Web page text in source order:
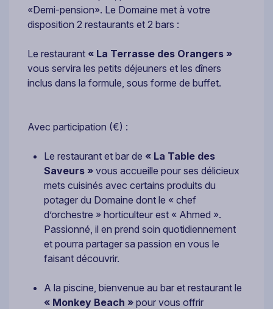
«Demi-pension». Le Domaine met à votre
disposition 2 restaurants et 2 bars :
Le restaurant « La Terrasse des Orangers »
vous servira les petits déjeuners et les dîners
inclus dans la formule, sous forme de buffet.
Avec participation (€) :
Le restaurant et bar de « La Table des
Saveurs » vous accueille pour ses délicieux
mets cuisinés avec certains produits du
potager du Domaine dont le « chef
d’orchestre » horticulteur est « Ahmed ».
Passionné, il en prend soin quotidiennement
et pourra partager sa passion en vous le
faisant découvrir.
A la piscine, bienvenue au bar et restaurant le
« Monkey Beach » pour vous offrir